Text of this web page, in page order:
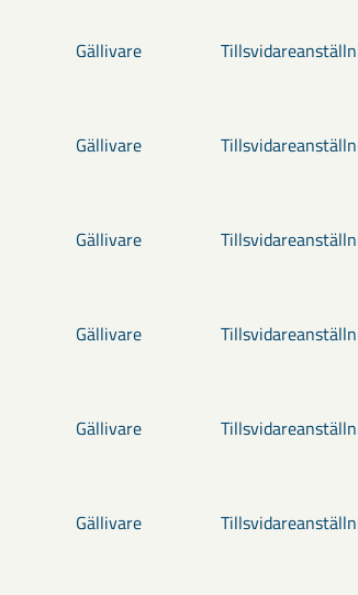
Gällivare
Gällivare
Gällivare
Gällivare
Gällivare
Gällivare